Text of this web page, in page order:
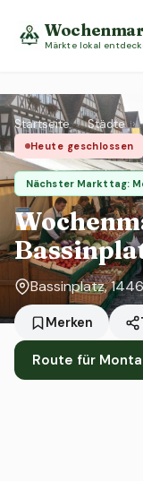
Märkte lokal
Startseite › Städte ›
Heute geschlossen
Nächster Markttag:
Bassinplatz,
Merken
Route für